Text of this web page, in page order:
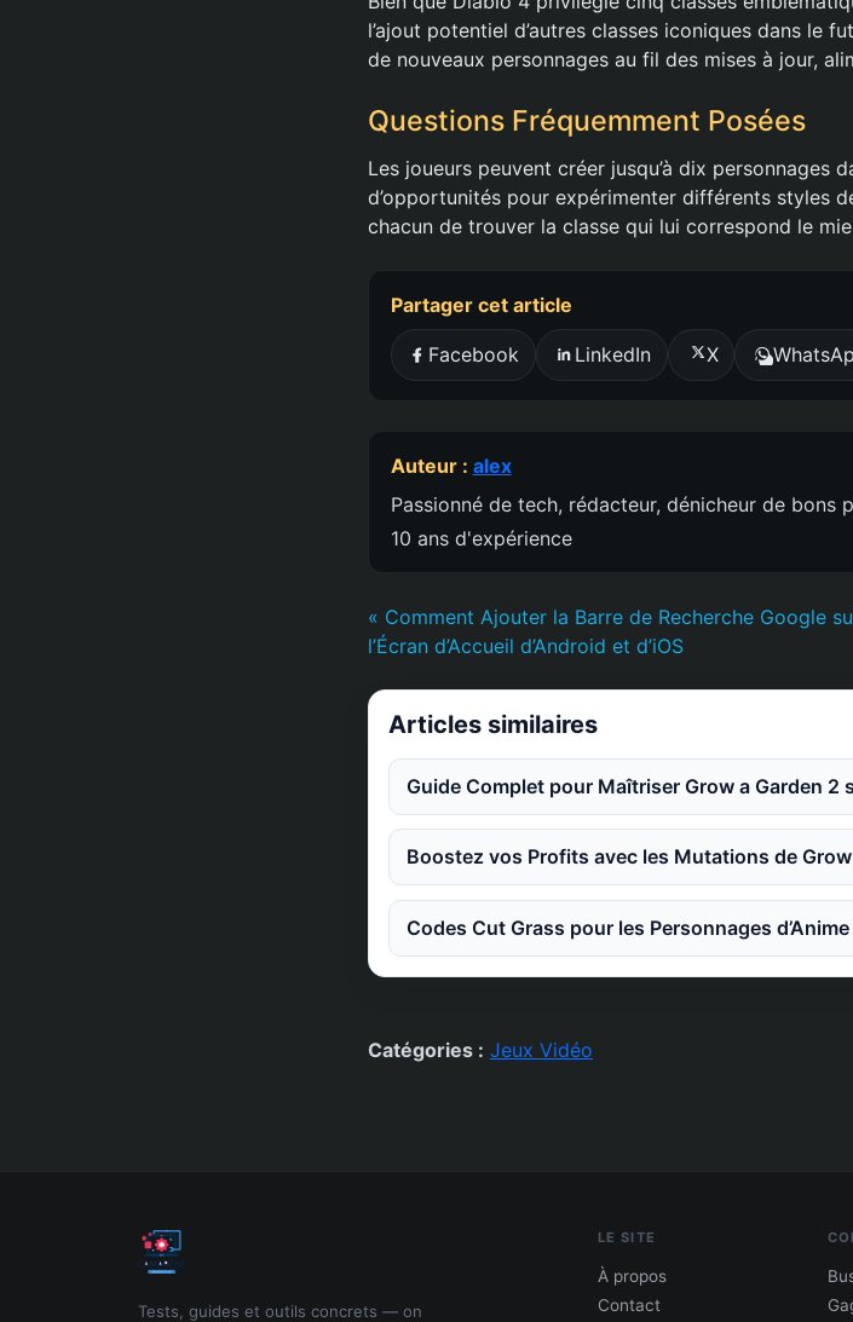
l’ajout potentiel d’autres classes iconiques dans le
de nouveaux personnages au fil des mises à jour,
Questions Fréquemment Posées
Les joueurs peuvent créer jusqu’à dix personnages
d’opportunités pour expérimenter différents styles
chacun de trouver la classe qui lui correspond le
Partager cet article
Facebook LinkedIn X
Auteur : alex
Passionné de tech, rédacteur, dénicheur de bons
10 ans d'expérience
« Comment Ajouter la Barre de Recherche Google
l’Écran d’Accueil d’Android et d’iOS
Articles similaires
Guide Complet pour Maîtriser Grow a Garden 2
Boostez vos Profits avec les Mutations de Grow
Codes Cut Grass pour les Personnages
Catégories : Jeux Vidéo
Tests, guides et outils concrets — on
LE SITE
À propos
Contact